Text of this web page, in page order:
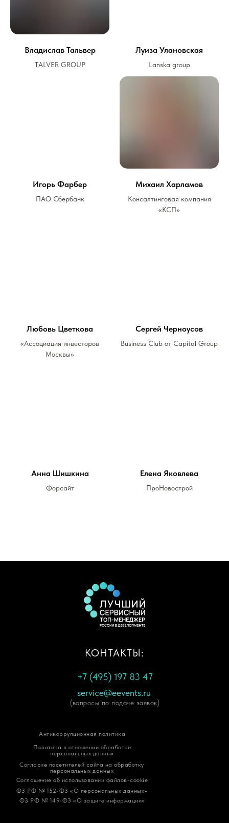
Владислав Тальвер
TALVER GROUP
Луиза Улановская
Lanska group
Игорь Фарбер
ПАО Сбербанк
Михаил Харламов
Консалтинговая компания
«КСП»
Любовь Цветкова
«Ассоциация инвесторов
Москвы»
Сергей Черноусов
Business Club от Capital Group
Анна Шишкина
Форсайт
Елена Яковлева
ПроНовострой
КОНТАКТЫ:
(вопросы по подаче заявок)
service@eevents.ru
+7 (495) 197 83 47
Политика в отношении обработки
персональных данных
Согласие посетителей сайта на обработку
персональных данных
Соглашение об использовании файлов-cookie
ФЗ РФ № 152-ФЗ «О персональных данных»
Антикоррупционная политика
ФЗ РФ № 149-ФЗ «О защите информации»